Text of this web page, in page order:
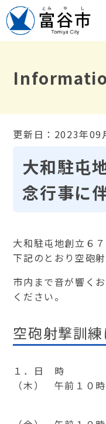
更新日：2023年09
大和駐屯
念行事に
大和駐屯地創立６
下記のとおり空砲
市内まで音が響く
ください。
空砲射撃訓
１．日 時 令
（木） 午前１０
９月